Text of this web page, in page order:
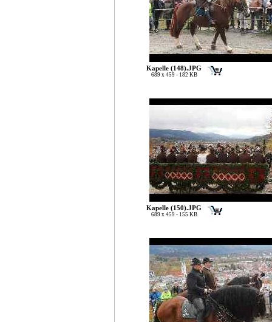
Kapelle (148).JPG
689 x 459 - 182 KB
Kapelle (150).JPG
689 x 459 - 155 KB